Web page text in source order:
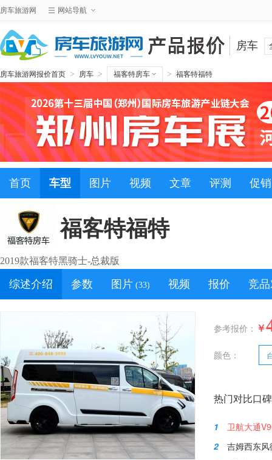
房车旅游网 网站导航
房车
房车旅游网报价首页 > 房车 > 福客特房车 > 福客特福特
首页 车型 图片 视频 文章 评测 促销
福客特福特
2019款福客特黑骑士-总裁版
综述介绍 参数 图片 (33) 视频 报价 竞
参考报价： ￥
颜色：
热门对比口
1
卫航大通
2
吉姆西东